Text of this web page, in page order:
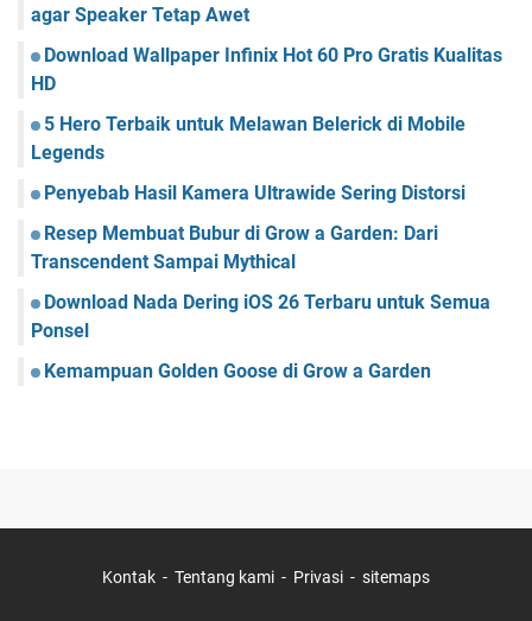
agar Speaker Tetap Awet
Download Wallpaper Infinix Hot 60 Pro Gratis Kualitas
HD
5 Hero Terbaik untuk Melawan Belerick di Mobile
Legends
Penyebab Hasil Kamera Ultrawide Sering Distorsi
Resep Membuat Bubur di Grow a Garden: Dari
Transcendent Sampai Mythical
Download Nada Dering iOS 26 Terbaru untuk Semua
Ponsel
Kemampuan Golden Goose di Grow a Garden
Kontak Tentang kami Privasi sitemaps